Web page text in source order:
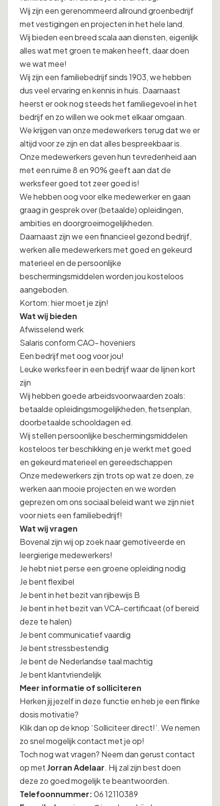
Wij zijn een gerenommeerd allround groenbedrijf
met vestigingen en projecten in het hele land.
Wij bieden een breed scala aan diensten, eigenlijk
alles wat met groen te maken heeft, daar doen
we wat mee!
Wij zijn een familiebedrijf sinds 1903, we hebben
dus veel ervaring en kennis in huis. Daarnaast
heerst er ook nog steeds het familiegevoel in het
bedrijf en zo willen we ook met elkaar omgaan.
We krijgen van onze medewerkers terug dat we er
altijd voor ze zijn en dat alles bespreekbaar is.
Onze medewerkers geven hun tevredenheid aan
met een ruime 8 en 90% geeft aan dat de
werksfeer goed tot zeer goed is!
We hebben oog voor elke medewerker en gaan
graag in gesprek over (betaalde) opleidingen,
ambities en doorgroeimogelijkheden.
Daarnaast zijn we een financieel gezond bedrijf,
werken alle medewerkers met goed en gekeurd
materieel en de persoonlijke
beschermingsmiddelen worden jou kosteloos
aangeboden.
Kortom: hier moet je zijn!
Wat wij bieden
Afwisselend werk
Salaris conform CAO- hoveniers
Een bedrijf met oog voor jou!
Leuke werksfeer in een bedrijf waar de lijnen kort
zijn
Wij hebben goede arbeidsvoorwaarden zoals:
betaalde opleidingsmogelijkheden, fietsenplan,
doorbetaalde schooldagen ed.
Wij stellen persoonlijke beschermingsmiddelen
kosteloos ter beschikking en je werkt met goed
en gekeurd materieel en gereedschappen
Onze medewerkers zijn trots op wat ze doen, ze
werken aan mooie projecten en we worden
geprezen om ons sociaal beleid want we zijn niet
voor niets een familiebedrijf!
Wat wij vragen
Bovenal zijn wij op zoek naar gemotiveerde en
leergierige medewerkers!
Je hebt niet perse een groene opleiding nodig
Je bent flexibel
Je bent in het bezit van rijbewijs B
Je bent in het bezit van VCA-certificaat (of bereid
deze te halen)
Je bent communicatief vaardig
Je bent stressbestendig
Je bent de Nederlandse taal machtig
Je bent klantvriendelijk
Meer informatie of solliciteren
Herken jij jezelf in deze functie en heb je een flinke
dosis motivatie?
Klik dan op de knop ‘Solliciteer direct!’. We nemen
zo snel mogelijk contact met je op!
Toch nog wat vragen? Neem dan gerust contact
op metJorran Adelaar. Hij zal zijn best doen
deze zo goed mogelijk te beantwoorden.
Telefoonnummer:06 12110389